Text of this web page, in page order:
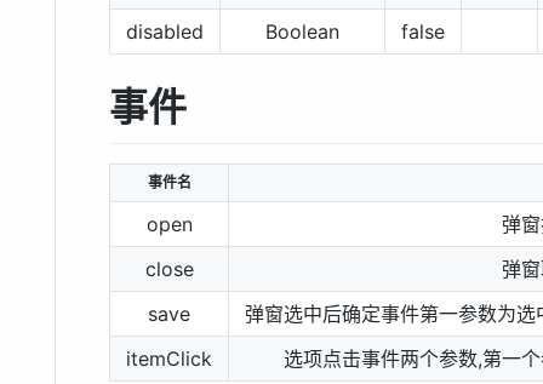
disabled
Boolean false
事件
事件名
open
弹
close
弹
save
弹窗选中后确定事件第一参数为
itemClick
选项点击事件两个参数,第一